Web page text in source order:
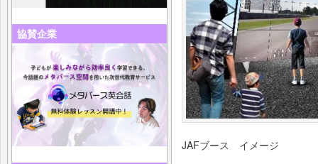
協賛企業
JAFブース イメージ